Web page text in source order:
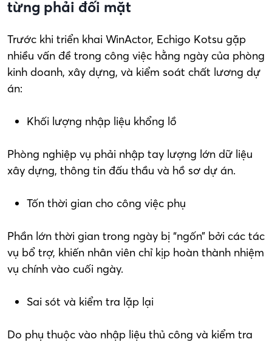
từng phải đối mặt
Trước khi triển khai WinActor, Echigo Kotsu gặp
nhiều vấn đề trong công việc hằng ngày của phòng
kinh doanh, xây dựng, và kiểm soát chất lương dự
án:
Khối lượng nhập liệu khổng lồ
Phòng nghiệp vụ phải nhập tay lượng lớn dữ liệu
xây dựng, thông tin đấu thầu và hồ sơ dự án.
Tốn thời gian cho công việc phụ
Phần lớn thời gian trong ngày bị “ngốn” bởi các tác
vụ bổ trợ, khiến nhân viên chỉ kịp hoàn thành nhiệm
vụ chính vào cuối ngày.
Sai sót và kiểm tra lặp lại
Do phụ thuộc vào nhập liệu thủ công và kiểm tra